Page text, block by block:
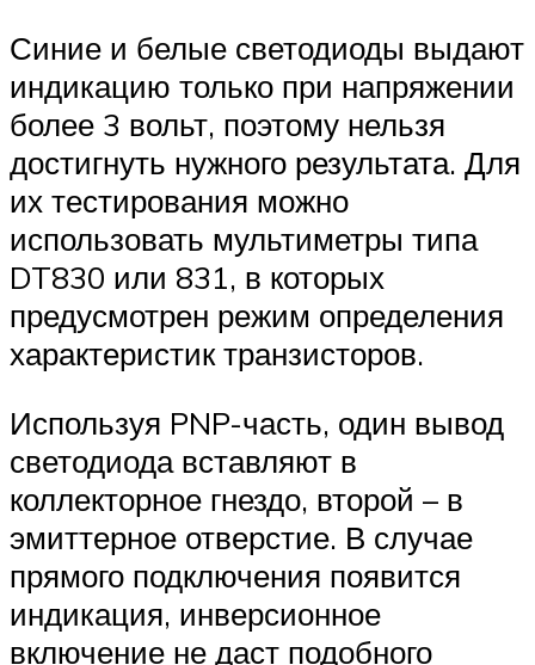
Синие и белые светодиоды выдают
индикацию только при напряжении
более 3 вольт, поэтому нельзя
достигнуть нужного результата. Для
их тестирования можно
использовать мультиметры типа
DT830 или 831, в которых
предусмотрен режим определения
характеристик транзисторов.
Используя PNP-часть, один вывод
светодиода вставляют в
коллекторное гнездо, второй – в
эмиттерное отверстие. В случае
прямого подключения появится
индикация, инверсионное
включение не даст подобного